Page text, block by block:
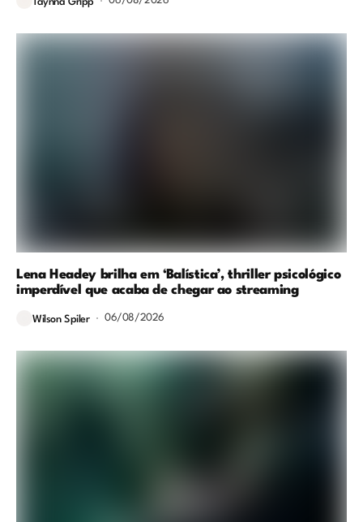
Lena Headey brilha em ‘Balística’, thriller psicológico
imperdível que acaba de chegar ao streaming
Wilson Spiler 06/08/2026